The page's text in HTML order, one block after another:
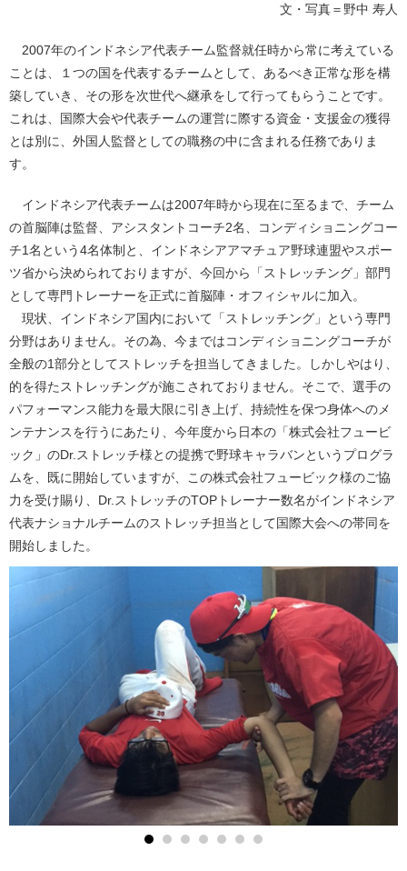
文・写真＝野中 寿人
2007年のインドネシア代表チーム監督就任時から常に考えている
ことは、１つの国を代表するチームとして、あるべき正常な形を構
築していき、その形を次世代へ継承をして行ってもらうことです。
これは、国際大会や代表チームの運営に際する資金・支援金の獲得
とは別に、外国人監督としての職務の中に含まれる任務でありま
す。
インドネシア代表チームは2007年時から現在に至るまで、チーム
の首脳陣は監督、アシスタントコーチ2名、コンディショニングコー
チ1名という4名体制と、インドネシアアマチュア野球連盟やスポー
ツ省から決められておりますが、今回から「ストレッチング」部門
として専門トレーナーを正式に首脳陣・オフィシャルに加入。
現状、インドネシア国内において「ストレッチング」という専門
分野はありません。その為、今まではコンディショニングコーチが
全般の1部分としてストレッチを担当してきました。しかしやはり、
的を得たストレッチングが施こされておりません。そこで、選手の
パフォーマンス能力を最大限に引き上げ、持続性を保つ身体へのメ
ンテナンスを行うにあたり、今年度から日本の「株式会社フュービ
ック」のDr.ストレッチ様との提携で野球キャラバンというプログラ
ムを、既に開始していますが、この株式会社フュービック様のご協
力を受け賜り、Dr.ストレッチのTOPトレーナー数名がインドネシア
代表ナショナルチームのストレッチ担当として国際大会への帯同を
開始しました。